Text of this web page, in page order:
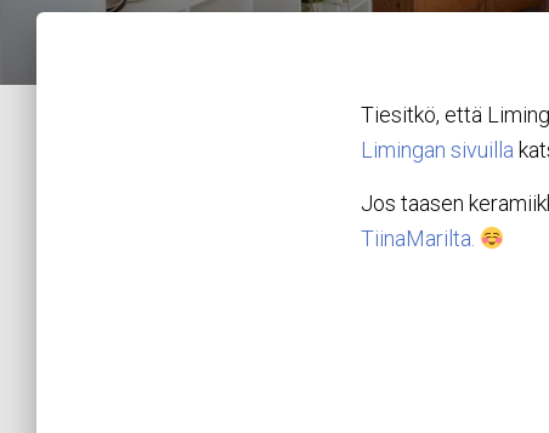
Tiesitkö, että
Limingan sivuilla
Jos taasen
TiinaMarilta.